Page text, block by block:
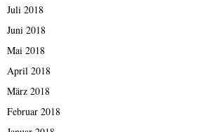
Juli 2018
Juni 2018
Mai 2018
April 2018
März 2018
Februar 2018